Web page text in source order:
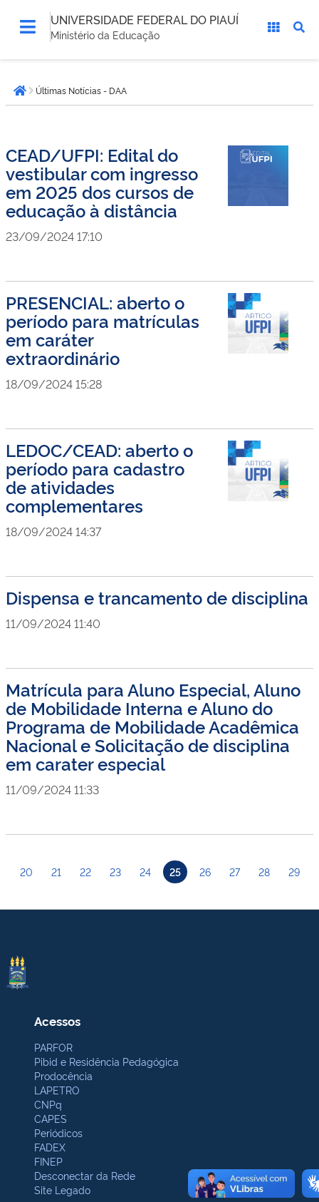
UNIVERSIDADE FEDERAL DO PIAUÍ
Ministério da Educação
está
aqui:Página inicial
Últimas Notícias - DAA
CEAD/UFPI: Edital do
vestibular com ingresso
em 2025 dos cursos de
educação à distância
23/09/2024 17:10
PRESENCIAL: aberto o
período para matrículas
em caráter
extraordinário
18/09/2024 15:28
LEDOC/CEAD: aberto o
período para cadastro
de atividades
complementares
18/09/2024 14:37
Dispensa e trancamento de disciplina
11/09/2024 11:40
Matrícula para Aluno Especial, Aluno
de Mobilidade Interna e Aluno do
Programa de Mobilidade Acadêmica
Nacional e Solicitação de disciplina
em carater especial
11/09/2024 11:33
20 21 22 23 24 25 26 27 28 29
Acessos
PARFOR
Pibid e Residência Pedagógica
Prodocência
LAPETRO
CNPq
CAPES
Periódicos
FADEX
FINEP
Desconectar da Rede
Site Legado